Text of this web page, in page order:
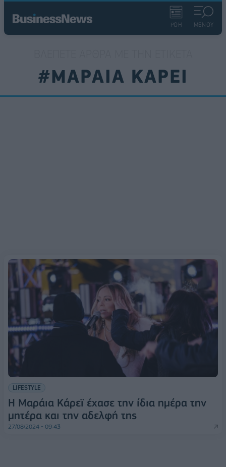
ΡΟΗ ΜΕΝΟΥ
#ΜΑΡΑΙΑ ΚΑΡΕΙ
LIFESTYLE
Η Μαράια Κάρεϊ έχασε την ίδια ημέρα την
μητέρα και την αδελφή της
27/08/2024 - 09:43